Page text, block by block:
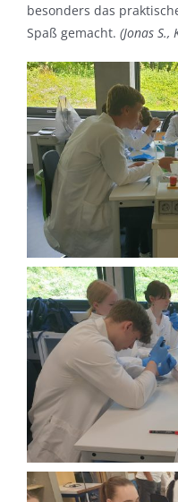
besonders das
Spaß gemacht. (Jonas S.,